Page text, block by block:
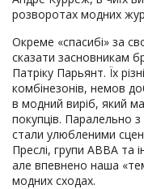
розворотах модних
Окреме «спасибі» за
сказати засновникам
Патріку Парьянт. Їх
комбінезонів, немов
в модний виріб, який
покупців. Паралельно
стали улюбленими
Преслі, групи АВВА та
але впевнено наша
модних сходах.